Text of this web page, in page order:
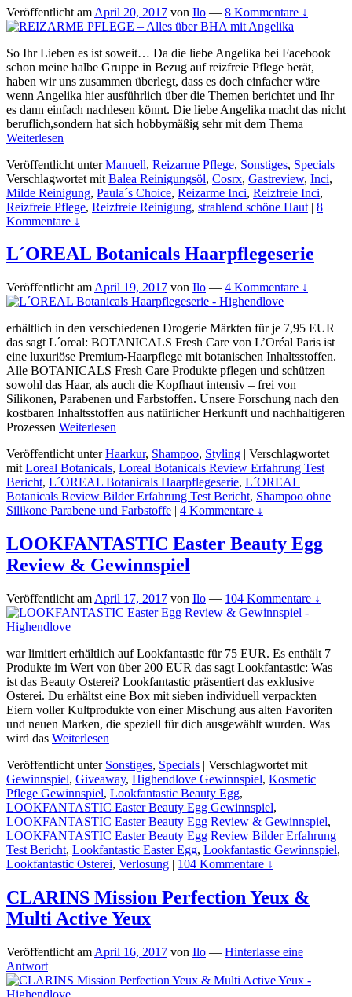
Veröffentlicht am April 20, 2017 von Ilo — 8 Kommentare ↓
So Ihr Lieben es ist soweit… Da die liebe Angelika bei Facebook
schon meine halbe Gruppe in Bezug auf reizfreie Pflege berät,
haben wir uns zusammen überlegt, dass es doch einfacher wäre
wenn Angelika hier ausführlich über die Themen berichtet und Ihr
es dann einfach nachlesen könnt. Die liebe Angelika macht das nicht
beruflich,sondern hat sich hobbymäßig sehr mit dem Thema
Weiterlesen
Veröffentlicht unter Manuell, Reizarme Pflege, Sonstiges, Specials |
Verschlagwortet mit Balea Reinigungsöl, Cosrx, Gastreview, Inci,
Milde Reinigung, Paula´s Choice, Reizarme Inci, Reizfreie Inci,
Reizfreie Pflege, Reizfreie Reinigung, strahlend schöne Haut | 8
Kommentare ↓
L´OREAL Botanicals Haarpflegeserie
Veröffentlicht am April 19, 2017 von Ilo — 4 Kommentare ↓
erhältlich in den verschiedenen Drogerie Märkten für je 7,95 EUR
das sagt L´oreal: BOTANICALS Fresh Care von L’Oréal Paris ist
eine luxuriöse Premium-Haarpflege mit botanischen Inhaltsstoffen.
Alle BOTANICALS Fresh Care Produkte pflegen und schützen
sowohl das Haar, als auch die Kopfhaut intensiv – frei von
Silikonen, Parabenen und Farbstoffen. Unsere Forschung nach den
kostbaren Inhaltsstoffen aus natürlicher Herkunft und nachhaltigeren
Prozessen Weiterlesen
Veröffentlicht unter Haarkur, Shampoo, Styling | Verschlagwortet
mit Loreal Botanicals, Loreal Botanicals Review Erfahrung Test
Bericht, L´OREAL Botanicals Haarpflegeserie, L´OREAL
Botanicals Review Bilder Erfahrung Test Bericht, Shampoo ohne
Silikone Parabene und Farbstoffe | 4 Kommentare ↓
LOOKFANTASTIC Easter Beauty Egg
Review & Gewinnspiel
Veröffentlicht am April 17, 2017 von Ilo — 104 Kommentare ↓
war limitiert erhältlich auf Lookfantastic für 75 EUR. Es enthält 7
Produkte im Wert von über 200 EUR das sagt Lookfantastic: Was
ist das Beauty Osterei? Lookfantastic präsentiert das exklusive
Osterei. Du erhältst eine Box mit sieben individuell verpackten
Eiern voller Kultprodukte von einer Mischung aus alten Favoriten
und neuen Marken, die speziell für dich ausgewählt wurden. Was
wird das Weiterlesen
Veröffentlicht unter Sonstiges, Specials | Verschlagwortet mit
Gewinnspiel, Giveaway, Highendlove Gewinnspiel, Kosmetic
Pflege Gewinnspiel, Lookfantastic Beauty Egg,
LOOKFANTASTIC Easter Beauty Egg Gewinnspiel,
LOOKFANTASTIC Easter Beauty Egg Review & Gewinnspiel,
LOOKFANTASTIC Easter Beauty Egg Review Bilder Erfahrung
Test Bericht, Lookfantastic Easter Egg, Lookfantastic Gewinnspiel,
Lookfantastic Osterei, Verlosung | 104 Kommentare ↓
CLARINS Mission Perfection Yeux &
Multi Active Yeux
Veröffentlicht am April 16, 2017 von Ilo — Hinterlasse eine
Antwort